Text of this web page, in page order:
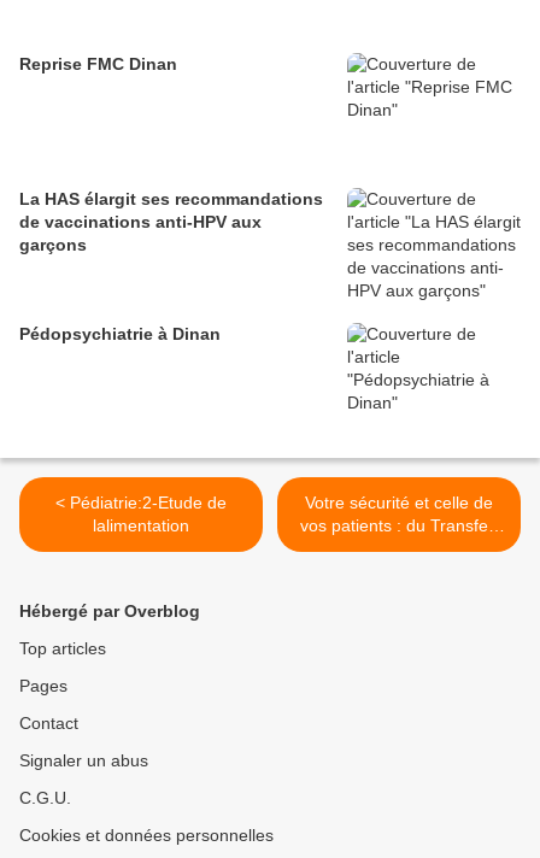
Reprise FMC Dinan
La HAS élargit ses recommandations
de vaccinations anti-HPV aux
garçons
Pédopsychiatrie à Dinan
< Pédiatrie:2-Etude de
lalimentation
Votre sécurité et celle de
vos patients : du Transfert
de données médicales par
Hébergé par Overblog
Top articles
Pages
Contact
Signaler un abus
C.G.U.
Cookies et données personnelles